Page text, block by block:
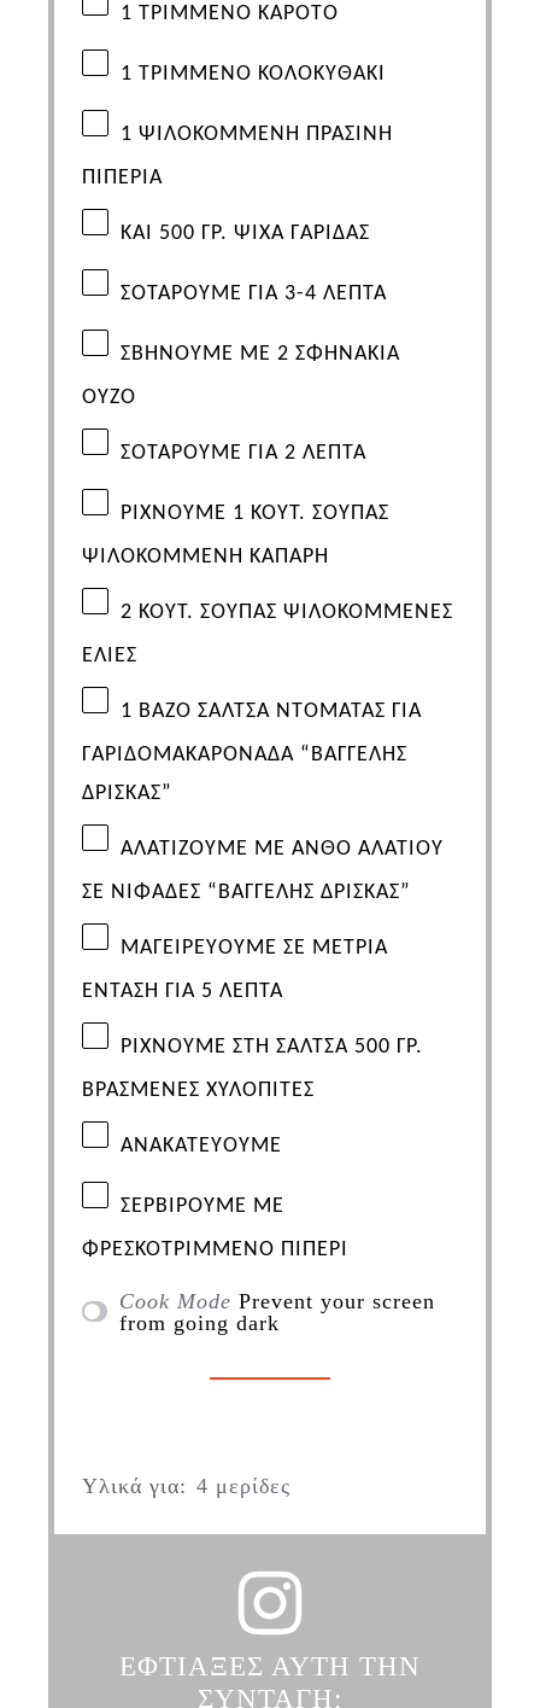
1 ΤΡΙΜΜΕΝΟ ΚΑΡΟΤΟ
1 ΤΡΙΜΜΕΝΟ ΚΟΛΟΚΥΘΑΚΙ
1 ΨΙΛΟΚΟΜΜΕΝΗ ΠΡΑΣΙΝΗ
ΠΙΠΕΡΙΑ
ΚΑΙ 500 ΓΡ. ΨΙΧΑ ΓΑΡΙΔΑΣ
ΣΟΤΑΡΟΥΜΕ ΓΙΑ 3-4 ΛΕΠΤΑ
ΣΒΗΝΟΥΜΕ ΜΕ 2 ΣΦΗΝΑΚΙΑ
ΟΥΖΟ
ΣΟΤΑΡΟΥΜΕ ΓΙΑ 2 ΛΕΠΤΑ
ΡΙΧΝΟΥΜΕ 1 ΚΟΥΤ. ΣΟΥΠΑΣ
ΨΙΛΟΚΟΜΜΕΝΗ ΚΑΠΑΡΗ
2 ΚΟΥΤ. ΣΟΥΠΑΣ ΨΙΛΟΚΟΜΜΕΝΕΣ
ΕΛΙΕΣ
1 ΒΑΖΟ ΣΑΛΤΣΑ ΝΤΟΜΑΤΑΣ ΓΙΑ
ΓΑΡΙΔΟΜΑΚΑΡΟΝΑΔΑ “ΒΑΓΓΕΛΗΣ
ΔΡΙΣΚΑΣ”
ΑΛΑΤΙΖΟΥΜΕ ΜΕ ΑΝΘΟ ΑΛΑΤΙΟΥ
ΣΕ ΝΙΦΑΔΕΣ “ΒΑΓΓΕΛΗΣ ΔΡΙΣΚΑΣ”
ΜΑΓΕΙΡΕΥΟΥΜΕ ΣΕ ΜΕΤΡΙΑ
ΕΝΤΑΣΗ ΓΙΑ 5 ΛΕΠΤΑ
ΡΙΧΝΟΥΜΕ ΣΤΗ ΣΑΛΤΣΑ 500 ΓΡ.
ΒΡΑΣΜΕΝΕΣ ΧΥΛΟΠΙΤΕΣ
ΑΝΑΚΑΤΕΥΟΥΜΕ
ΣΕΡΒΙΡΟΥΜΕ ΜΕ
ΦΡΕΣΚΟΤΡΙΜΜΕΝΟ ΠΙΠΕΡΙ
Cook Mode Prevent your screen
from going dark
Υλικά για: 4 μερίδες
ΕΦΤΙΑΞΕΣ ΑΥΤΗ ΤΗΝ
ΣΥΝΤΑΓΗ;